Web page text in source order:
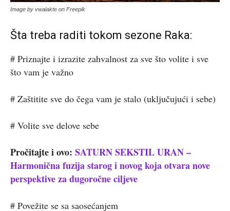
Image by vwalakte on Freepik
Šta treba raditi tokom sezone Raka:
# Priznajte i izrazite zahvalnost za sve što volite i sve
što vam je važno
# Zaštitite sve do čega vam je stalo (uključujući i sebe)
# Volite sve delove sebe
Pročitajte i ovo: SATURN SEKSTIL URAN –
Harmonična fuzija starog i novog koja otvara nove
perspektive za dugoročne ciljeve
# Povežite se sa saosećanjem